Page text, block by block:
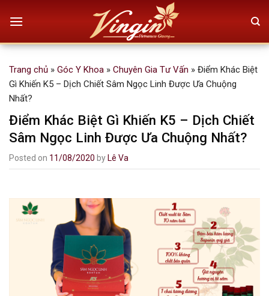
Trang chủ » Góc Y Khoa » Chuyên Gia Tư Vấn » Điểm Khác Biệt
Gì Khiến K5 – Dịch Chiết Sâm Ngọc Linh Được Ưa Chuộng
Nhất?
Điểm Khác Biệt Gì Khiến K5 – Dịch Chiết
Sâm Ngọc Linh Được Ưa Chuộng Nhất?
Posted on 11/08/2020 by Lê Va